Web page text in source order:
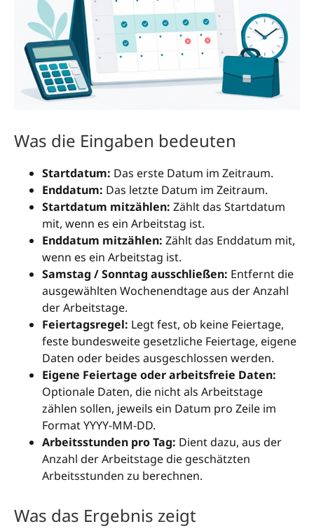
Was die Eingaben bedeuten
Startdatum: Das erste Datum im Zeitraum.
Enddatum: Das letzte Datum im Zeitraum.
Startdatum mitzählen: Zählt das Startdatum
mit, wenn es ein Arbeitstag ist.
Enddatum mitzählen: Zählt das Enddatum mit,
wenn es ein Arbeitstag ist.
Samstag / Sonntag ausschließen: Entfernt die
ausgewählten Wochenendtage aus der Anzahl
der Arbeitstage.
Feiertagsregel: Legt fest, ob keine Feiertage,
feste bundesweite gesetzliche Feiertage, eigene
Daten oder beides ausgeschlossen werden.
Eigene Feiertage oder arbeitsfreie Daten:
Optionale Daten, die nicht als Arbeitstage
zählen sollen, jeweils ein Datum pro Zeile im
Format YYYY-MM-DD.
Arbeitsstunden pro Tag: Dient dazu, aus der
Anzahl der Arbeitstage die geschätzten
Arbeitsstunden zu berechnen.
Was das Ergebnis zeigt